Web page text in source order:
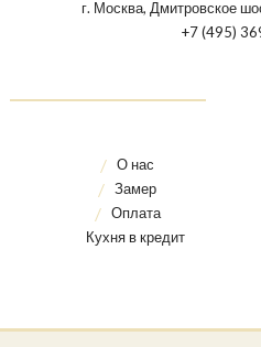
г. Москва, Дмитровское
+7 (495)
О нас
Замер
Оплата
Кухня в кредит